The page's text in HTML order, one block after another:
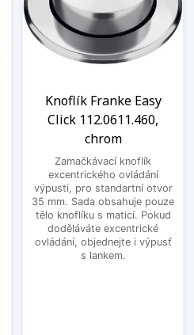
Knoflík Franke Easy
Click 112.0611.460,
chrom
Zamačkávací knoflík
excentrického ovládání
výpusti, pro standartní otvor
35 mm. Sada obsahuje pouze
tělo knoflíku s maticí. Pokud
doděláváte excentrické
ovládání, objednejte i výpusť
s lankem.